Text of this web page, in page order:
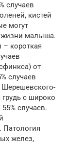
случаев
кистей
могут
жизни малыша.
короткая
от
случаев
Шерешевского-
с широко
случаев.
Патология
желез,